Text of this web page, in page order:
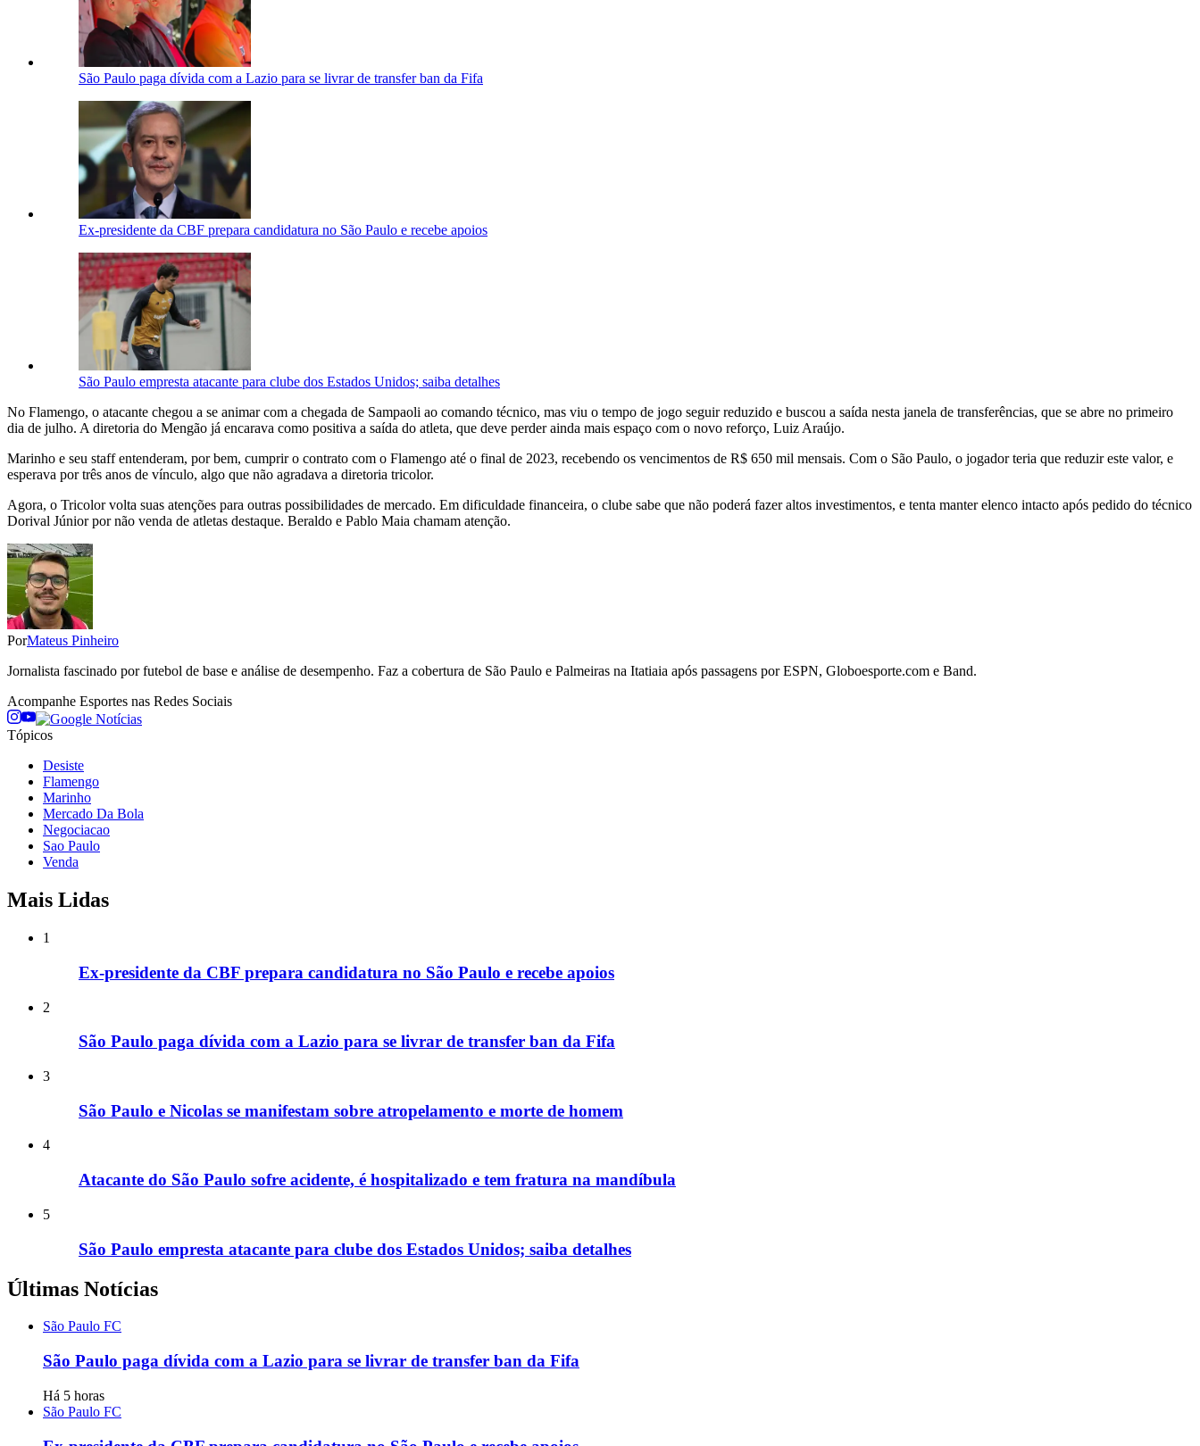
São Paulo paga dívida com a Lazio para se livrar de transfer ban da Fifa
Ex-presidente da CBF prepara candidatura no São Paulo e recebe apoios
São Paulo empresta atacante para clube dos Estados Unidos; saiba detalhes
No Flamengo, o atacante chegou a se animar com a chegada de Sampaoli ao comando técnico, mas viu o tempo de jogo seguir reduzido e buscou a saída nesta janela de transferências, que se abre no primeiro
dia de julho. A diretoria do Mengão já encarava como positiva a saída do atleta, que deve perder ainda mais espaço com o novo reforço, Luiz Araújo.
Marinho e seu staff entenderam, por bem, cumprir o contrato com o Flamengo até o final de 2023, recebendo os vencimentos de R$ 650 mil mensais. Com o São Paulo, o jogador teria que reduzir este valor, e
esperava por três anos de vínculo, algo que não agradava a diretoria tricolor.
Agora, o Tricolor volta suas atenções para outras possibilidades de mercado. Em dificuldade financeira, o clube sabe que não poderá fazer altos investimentos, e tenta manter elenco intacto após pedido do técnico
Dorival Júnior por não venda de atletas destaque. Beraldo e Pablo Maia chamam atenção.
PorMateus Pinheiro
Jornalista fascinado por futebol de base e análise de desempenho. Faz a cobertura de São Paulo e Palmeiras na Itatiaia após passagens por ESPN, Globoesporte.com e Band.
Acompanhe Esportes nas Redes Sociais
Tópicos
Desiste
Flamengo
Marinho
Mercado Da Bola
Negociacao
Sao Paulo
Venda
Mais Lidas
1
Ex-presidente da CBF prepara candidatura no São Paulo e recebe apoios
2
São Paulo paga dívida com a Lazio para se livrar de transfer ban da Fifa
3
São Paulo e Nicolas se manifestam sobre atropelamento e morte de homem
4
Atacante do São Paulo sofre acidente, é hospitalizado e tem fratura na mandíbula
5
São Paulo empresta atacante para clube dos Estados Unidos; saiba detalhes
Últimas Notícias
São Paulo FC
São Paulo paga dívida com a Lazio para se livrar de transfer ban da Fifa
Há 5 horas
São Paulo FC